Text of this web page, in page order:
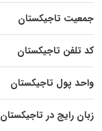
جمعیت تاجیکستان
کد تلفن تاجیکستان
واحد پول تاجیکستان
زبان رایج در تاجیکستان